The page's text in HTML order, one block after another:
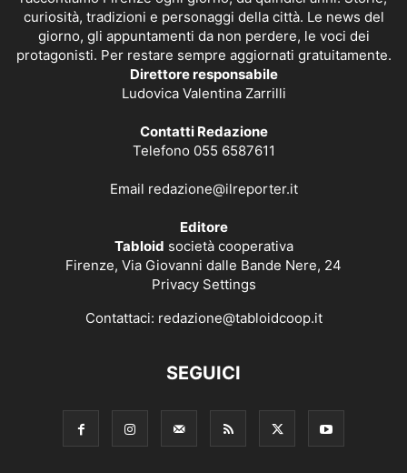
curiosità, tradizioni e personaggi della città. Le news del
giorno, gli appuntamenti da non perdere, le voci dei
protagonisti. Per restare sempre aggiornati gratuitamente.
Direttore responsabile
Ludovica Valentina Zarrilli
Contatti Redazione
Telefono 055 6587611
Email redazione@ilreporter.it
Editore
Tabloid società cooperativa
Firenze, Via Giovanni dalle Bande Nere, 24
Privacy Settings
Contattaci: redazione@tabloidcoop.it
SEGUICI